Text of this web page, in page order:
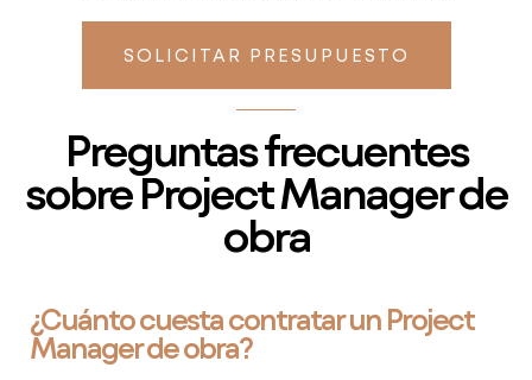
SOLICITAR PRESUPUESTO
Preguntas frecuentes
sobre Project Manager de
obra
¿Cuánto cuesta contratar un Project
Manager de obra?